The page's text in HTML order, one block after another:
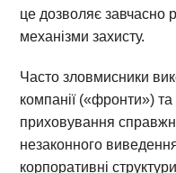
це дозволяє завчасно
механізми захисту.
Часто зловмисники
компанії («фронти»)
приховування
незаконного
корпоративні